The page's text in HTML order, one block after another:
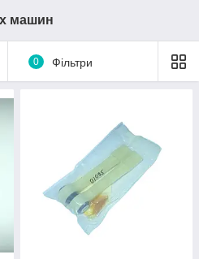
машин
0 Фільтри